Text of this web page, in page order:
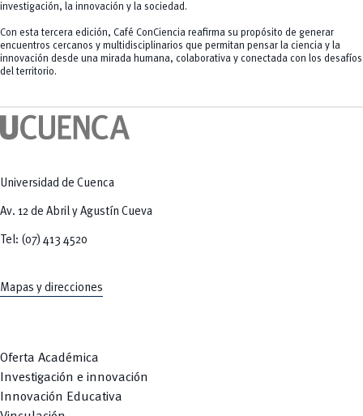
investigación, la innovación y la sociedad.
Con esta tercera edición, Café ConCiencia reafirma su propósito de generar
encuentros cercanos y multidisciplinarios que permitan pensar la ciencia y la
innovación desde una mirada humana, colaborativa y conectada con los desafíos
del territorio.
Universidad de Cuenca
Av. 12 de Abril y Agustín Cueva
Tel: (07) 413 4520
Mapas y direcciones
Oferta Académica
Investigación e innovación
Innovación Educativa